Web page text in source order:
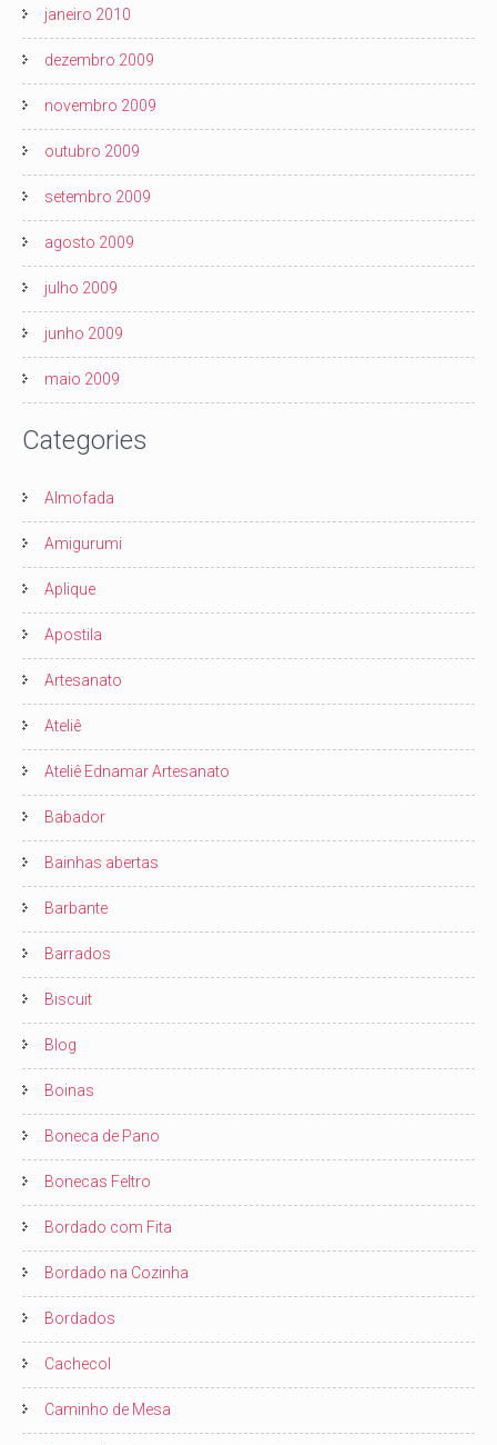
janeiro 2010
dezembro 2009
novembro 2009
outubro 2009
setembro 2009
agosto 2009
julho 2009
junho 2009
maio 2009
Categories
Almofada
Amigurumi
Aplique
Apostila
Artesanato
Ateliê
Ateliê Ednamar Artesanato
Babador
Bainhas abertas
Barbante
Barrados
Biscuit
Blog
Boinas
Boneca de Pano
Bonecas Feltro
Bordado com Fita
Bordado na Cozinha
Bordados
Cachecol
Caminho de Mesa